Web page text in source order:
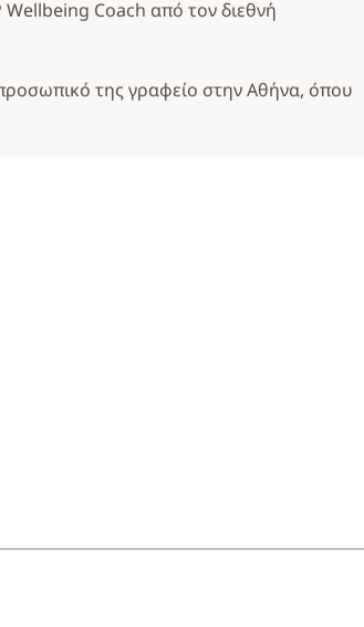
Coach από τον διεθνή
της γραφείο στην Αθήνα, όπου